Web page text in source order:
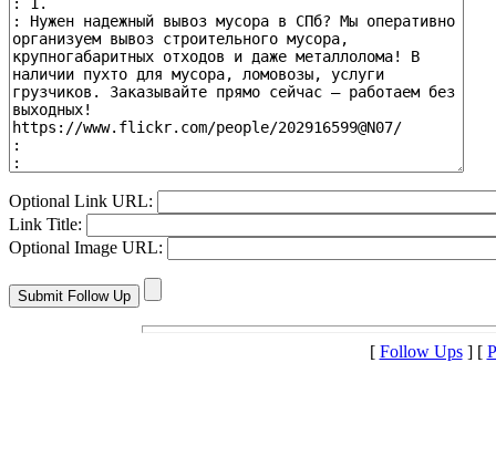
Optional Link URL:
Link Title:
Optional Image URL:
[ Follow Ups] [